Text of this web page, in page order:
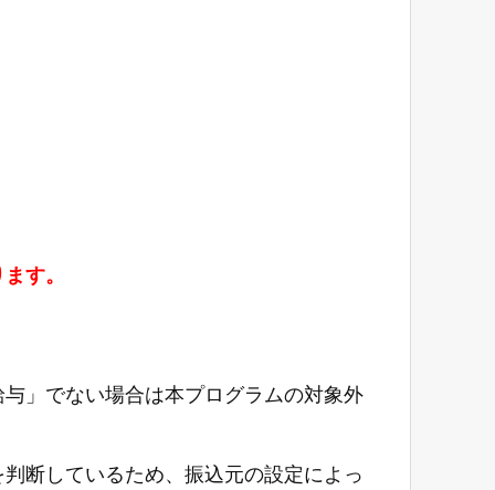
す。
」でない場合は本プログラムの対象外
断しているため、振込元の設定によっ